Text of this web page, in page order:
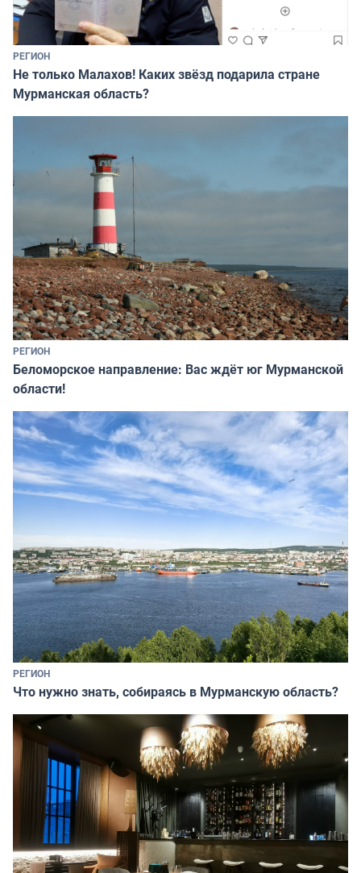
РЕГИОН
Не только Малахов! Каких звёзд подарила стране
Мурманская область?
РЕГИОН
Беломорское направление: Вас ждёт юг Мурманской
области!
РЕГИОН
Что нужно знать, собираясь в Мурманскую область?